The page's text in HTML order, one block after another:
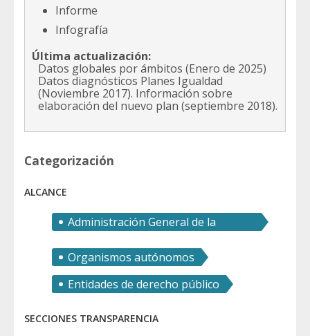
Informe
Infografía
Última actualización:
Datos globales por ámbitos (Enero de 2025)
Datos diagnósticos Planes Igualdad
(Noviembre 2017). Información sobre
elaboración del nuevo plan (septiembre 2018).
Categorización
ALCANCE
Administración General de la
Organismos autónomos
Entidades de derecho público
SECCIONES TRANSPARENCIA